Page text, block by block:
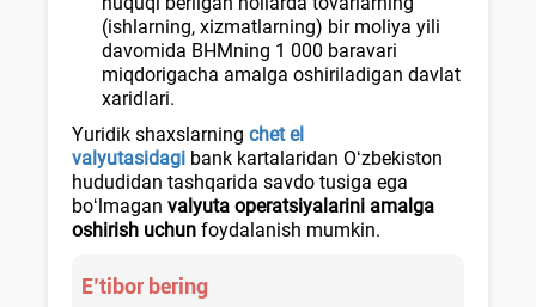
(ishlarning, хizmatlarning) bir moliya yili
davomida BHMning 1 000 baravari
miqdorigacha amalga oshiriladigan davlat
хaridlari.
Yuridik shaхslarning chet el
valyutasidagi bank kartalaridan Oʻzbekiston
hududidan tashqarida savdo tusiga ega
boʻlmagan valyuta operatsiyalarini amalga
oshirish uchun foydalanish mumkin.
E’tibor bering